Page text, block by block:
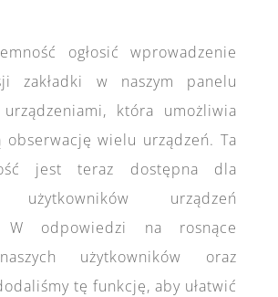
ogłosić wprowadzenie
zakładki w naszym panelu
urządzeniami, która umożliwia
obserwację wielu urządzeń. Ta
jest teraz dostępna dla
użytkowników urządzeń
odpowiedzi na rosnące
użytkowników oraz
tę funkcję, aby ułatwić